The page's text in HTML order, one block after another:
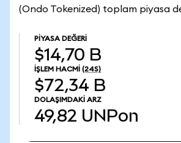
(Ondo Tokenized) toplam piyasa
PIYASA DEĞERI
$14,70 B
İŞLEM HACMI (24S)
$72,34 B
DOLAŞIMDAKI ARZ
49,82 UNPon